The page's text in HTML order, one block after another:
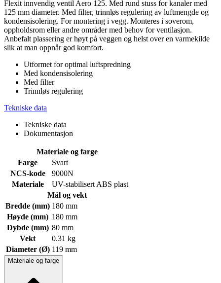
Flexit innvendig ventil Aero 125. Med rund stuss for kanaler med
125 mm diameter. Med filter, trinnløs regulering av luftmengde og
kondensisolering. For montering i vegg. Monteres i soverom,
oppholdsrom eller andre områder med behov for ventilasjon.
Anbefalt plassering er høyt på veggen og helst over en varmekilde
slik at man oppnår god komfort.
Utformet for optimal luftspredning
Med kondensisolering
Med filter
Trinnløs regulering
Tekniske data
Tekniske data
Dokumentasjon
Materiale og farge
Farge
Svart
NCS-kode
9000N
Materiale
UV-stabilisert ABS plast
Mål og vekt
Bredde (mm) 180 mm
Høyde (mm) 180 mm
Dybde (mm) 80 mm
Vekt
0.31 kg
Diameter (Ø) 119 mm
Materiale og farge